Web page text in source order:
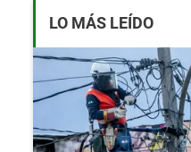
LO MÁS LEÍDO